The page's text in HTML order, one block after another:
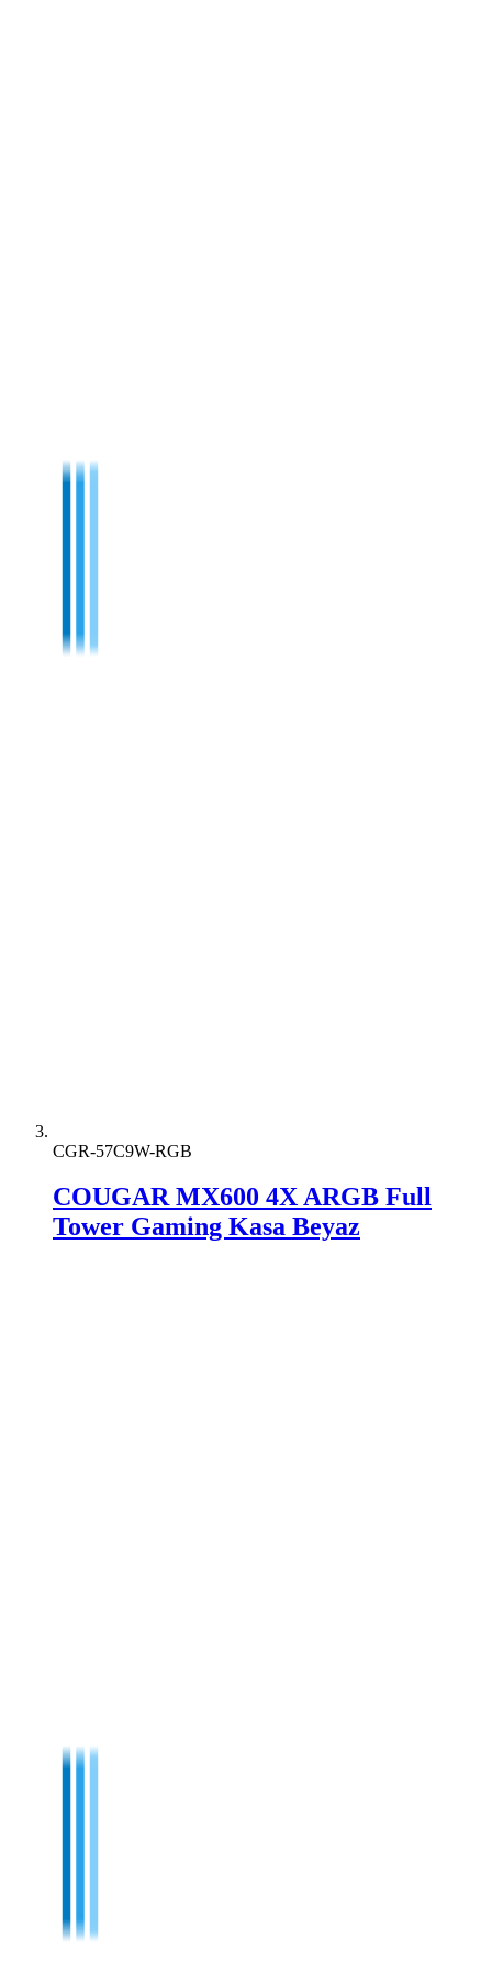
CGR-57C9W-RGB
COUGAR MX600 4X ARGB Full
Tower Gaming Kasa Beyaz